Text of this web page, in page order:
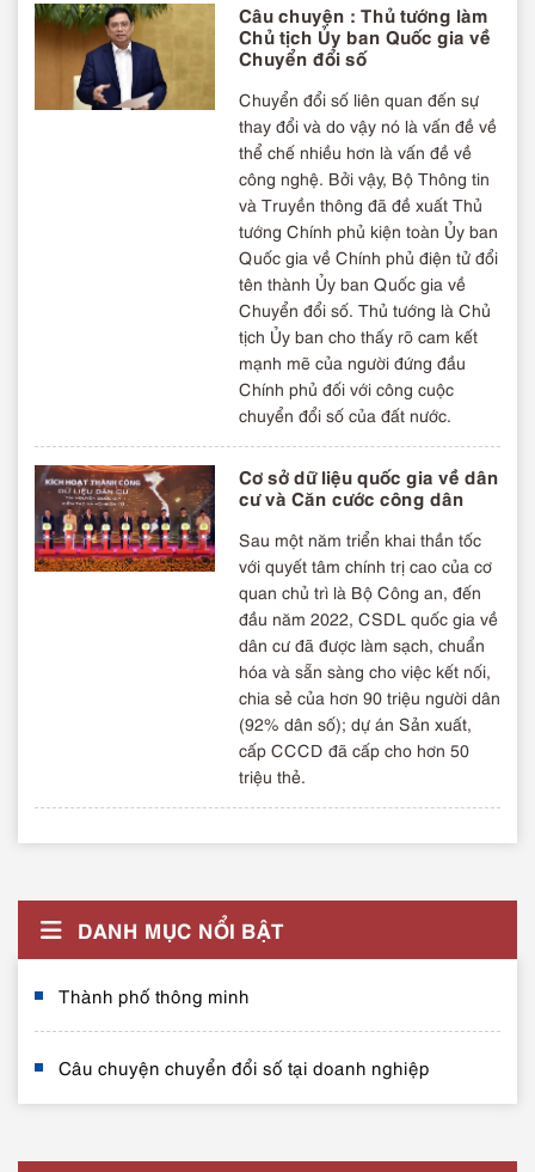
Câu chuyện : Thủ tướng làm
Chủ tịch Ủy ban Quốc gia về
Chuyển đổi số
Chuyển đổi số liên quan đến sự
thay đổi và do vậy nó là vấn đề về
thể chế nhiều hơn là vấn đề về
công nghệ. Bởi vậy, Bộ Thông tin
và Truyền thông đã đề xuất Thủ
tướng Chính phủ kiện toàn Ủy ban
Quốc gia về Chính phủ điện tử đổi
tên thành Ủy ban Quốc gia về
Chuyển đổi số. Thủ tướng là Chủ
tịch Ủy ban cho thấy rõ cam kết
mạnh mẽ của người đứng đầu
Chính phủ đối với công cuộc
chuyển đổi số của đất nước.
Cơ sở dữ liệu quốc gia về dân
cư và Căn cước công dân
Sau một năm triển khai thần tốc
với quyết tâm chính trị cao của cơ
quan chủ trì là Bộ Công an, đến
đầu năm 2022, CSDL quốc gia về
dân cư đã được làm sạch, chuẩn
hóa và sẵn sàng cho việc kết nối,
chia sẻ của hơn 90 triệu người dân
(92% dân số); dự án Sản xuất,
cấp CCCD đã cấp cho hơn 50
triệu thẻ.
DANH MỤC NỔI BẬT
Thành phố thông minh
Câu chuyện chuyển đổi số tại doanh nghiệp